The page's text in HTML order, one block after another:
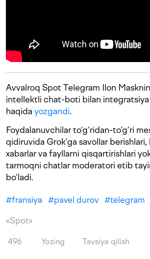
Avvalroq Spot Telegram Ilon
intellektli chat-boti bilan
haqida yozgandi.
Foydalanuvchilar to‘g‘ridan-to‘g‘ri
qidiruvida Grok’ga savollar
xabarlar va fayllarni qisqartirishlari
tarmoqni chatlar moderatori etib
bo‘ladi.
#fransiya #pavel durov #telegram
«Spot»
496 Yozing Tavsiya qilish